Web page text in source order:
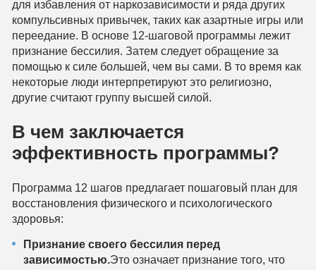
для избавления от наркозависимости и ряда других
компульсивных привычек, таких как азартные игры или
переедание. В основе 12-шаговой программы лежит
признание бессилия. Затем следует обращение за
помощью к силе большей, чем вы сами. В то время как
некоторые люди интерпретируют это религиозно,
другие считают группу высшей силой.
В чем заключается
эффективность программы?
Программа 12 шагов предлагает пошаговый план для
восстановления физического и психологического
здоровья:
Признание своего бессилия перед
зависимостью.Это означает признание того, что